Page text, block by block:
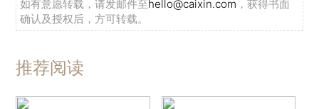
如有意愿转载，请发邮件至hello@caixin.com ，获得书面
确认及授权后，方可转载。
推荐阅读